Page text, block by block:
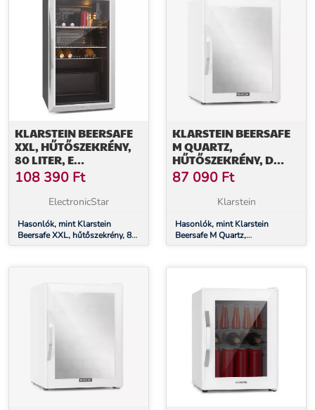
KLARSTEIN BEERSAFE
XXL, HŰTŐSZEKRÉNY,
80 LITER, E
ENERGIAHATÉKONYSÁGI
OSZTÁLY, PANORÁMA
ÜVEGAJTÓ
108 390 Ft
ElectronicStar
Hasonlók, mint Klarstein
Beersafe XXL, hűtőszekrény, 80
liter, E energiahatékonysági
KLARSTEIN BEERSAFE
M QUARTZ,
HŰTŐSZEKRÉNY, D
ENERGIAHATÉKONYSÁGI
OSZTÁLY, LED, 2 FÉM
RÁCS, ÜVEGAJTÓ,
87 090 Ft
Klarstein
Hasonlók, mint Klarstein
Beersafe M Quartz,
hűtőszekrény, D
LED, 2 fém rács, üvegajtó, fehér